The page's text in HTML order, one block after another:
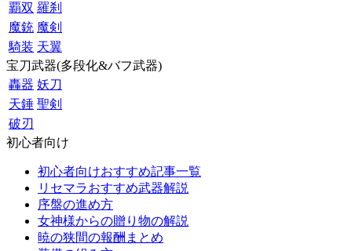
覇双 羅刹
魔銃 魔剣
騎装 天翼
宝刀武器(多段化&バフ武器)
轟器 妖刀
天錘 聖剣
破刃
初心者向け
初心者向けおすすめ記事一覧
リセマラおすすめ武器解説
序盤の進め方
女神様からの贈り物の解説
暁の狭間の報酬まとめ